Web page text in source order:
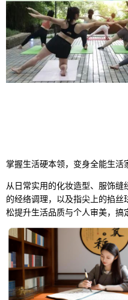
掌握生活硬本领，变身全能生活
从日常实用的化妆造型、服饰
的经络调理，以及指尖上的掐
松提升生活品质与个人审美，搞